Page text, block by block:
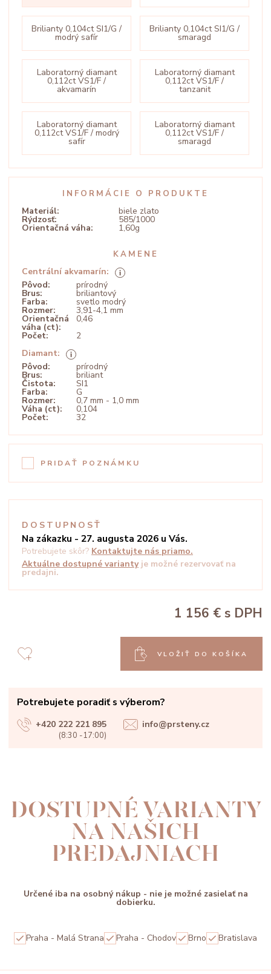
Brilianty 0,104ct SI1/G /
modrý safír
Brilianty 0,104ct SI1/G /
smaragd
Laboratorný diamant
0,112ct VS1/F /
akvamarín
Laboratorný diamant
0,112ct VS1/F /
tanzanit
Laboratorný diamant
0,112ct VS1/F / modrý
safír
Laboratorný diamant
0,112ct VS1/F /
smaragd
INFORMÁCIE O PRODUKTE
Materiál: biele zlato
Rýdzosť: 585/1000
Orientačná váha: 1,60g
KAMENE
Centrální akvamarín:
Pôvod:
prírodný
Brus: briliantový
Farba: svetlo modrý
Rozmer: 3,91-4,1 mm
Orientačná
váha (ct):
0,46
Počet:
2
Diamant:
Pôvod:
prírodný
Brus: briliant
Čistota: SI1
Farba: G
Rozmer: 0,7 mm - 1,0 mm
Váha (ct): 0,104
Počet: 32
PRIDAŤ POZNÁMKU
DOSTUPNOSŤ
Na zákazku - 27. augusta 2026 u Vás.
Potrebujete skôr? Kontaktujte nás priamo.
Aktuálne dostupné varianty je možné rezervovať na
predajni.
1 156 € s DPH
VLOŽIŤ DO KOŠÍKA
Potrebujete poradiť s výberom?
+420 222 221 895
(8:30 -17:00)
info@prsteny.cz
DOSTUPNÉ VARIANTY
NA NAŠICH
PREDAJNIACH
Určené iba na osobný nákup - nie je možné zasielať na
dobierku.
Praha - Malá Strana Praha - Chodov Brno Bratislava